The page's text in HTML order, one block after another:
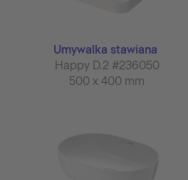
Umywalka stawiana
Happy D.2 #236050
500 x 400 mm